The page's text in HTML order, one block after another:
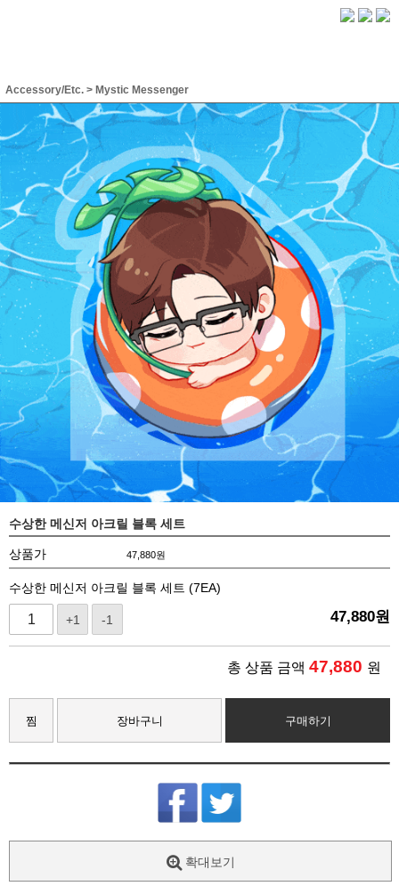
Accessory/Etc. > Mystic Messenger
수상한 메신저 아크릴 블록 세트
상품가 47,880원
수상한 메신저 아크릴 블록 세트 (7EA)
+1 -1 47,880원
총 상품 금액 47,880 원
찜 장바구니 구매하기
확대보기